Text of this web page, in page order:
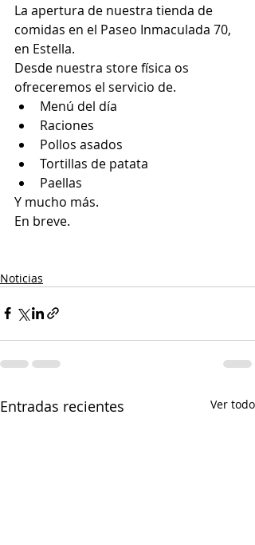
La apertura de nuestra tienda de
comidas en el Paseo Inmaculada 70,
en Estella.
Desde nuestra store física os
ofreceremos el servicio de.
Menú del día
Raciones
Pollos asados
Tortillas de patata
Paellas
Y mucho más.
En breve.
Noticias
Entradas recientes Ver todo